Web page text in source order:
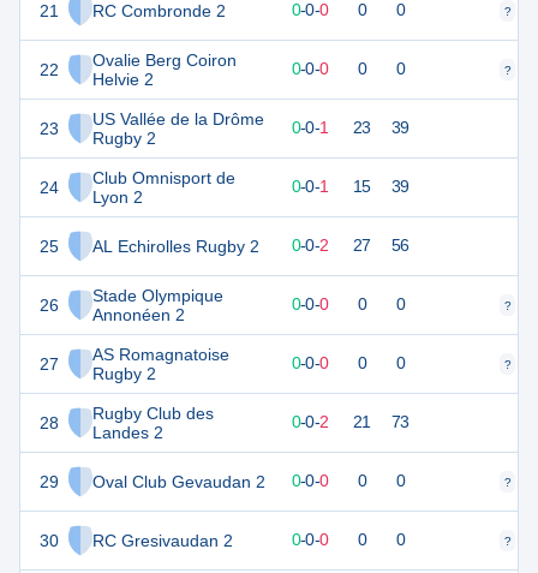
21 RC Combronde 2
22
Ovalie Berg Coiron
Helvie 2
23
US Vallée de la Drôme
Rugby 2
24
Club Omnisport de
Lyon 2
25 AL Echirolles Rugby 2
26
Stade Olympique
Annonéen 2
27
AS Romagnatoise
Rugby 2
28
Rugby Club des
Landes 2
29 Oval Club Gevaudan 2
30 RC Gresivaudan 2
0 0-0-0 0 0 ?
0 0-0-0 0 0 ?
0 1 0-0-1 23 39
0 0-0-1 15 39
0 2 0-0-2 27 56
0 0-0-0 0 0 ?
0 0-0-0 0 0 ?
0-0-2 21 73
0 0 0-0-0 0 0 ?
0 0-0-0 0 0 ?